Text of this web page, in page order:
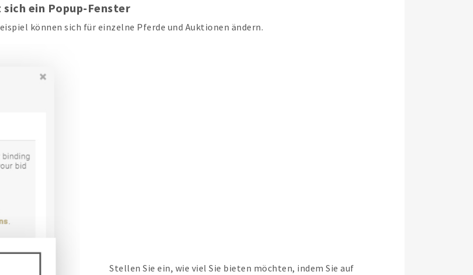
ein Popup-Fenster
können sich für einzelne Pferde und Auktionen ändern.
Stellen Sie ein, wie viel Sie bieten möchten, indem Sie auf